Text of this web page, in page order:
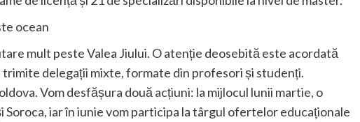
ocean
mult peste Valea Jiului. O atenție deosebită este acordată
delegații mixte, formate din profesori și studenți.
Vom desfășura două acțiuni: la mijlocul lunii martie, o
Soroca, iar în iunie vom participa la târgul ofertelor educaționale